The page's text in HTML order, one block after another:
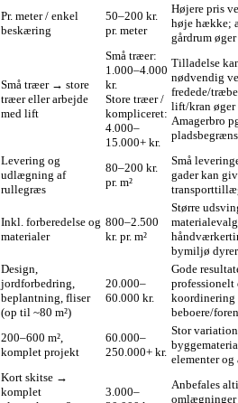
Pr. meter / enkel
beskæring
50–200 kr.
pr. meter
Højere pris
høje hække;
gårdrum
Små træer → store
træer eller arbejde
med lift
Små træer:
1.000–4.000
kr.
Store træer /
kompliceret:
4.000–
15.000+ kr.
Tilladelse
nødvendig
fredede/
lift/kran øger
Amagerbro
Levering og
udlægning af
rullegræs
80–200 kr.
pr. m²
Små
gader kan
Inkl. forberedelse og
materialer
800–2.500
kr. pr. m²
Større
bymiljø
Design,
jordforbedring,
beplantning, fliser
(op til ~80 m²)
20.000–
60.000 kr.
Gode
professionelt
koordinering
beboere/
200–600 m²,
komplet projekt
60.000–
250.000+ kr.
Stor
elementer
Kort skitse →
komplet
3.000–
Anbefales
omlægninger